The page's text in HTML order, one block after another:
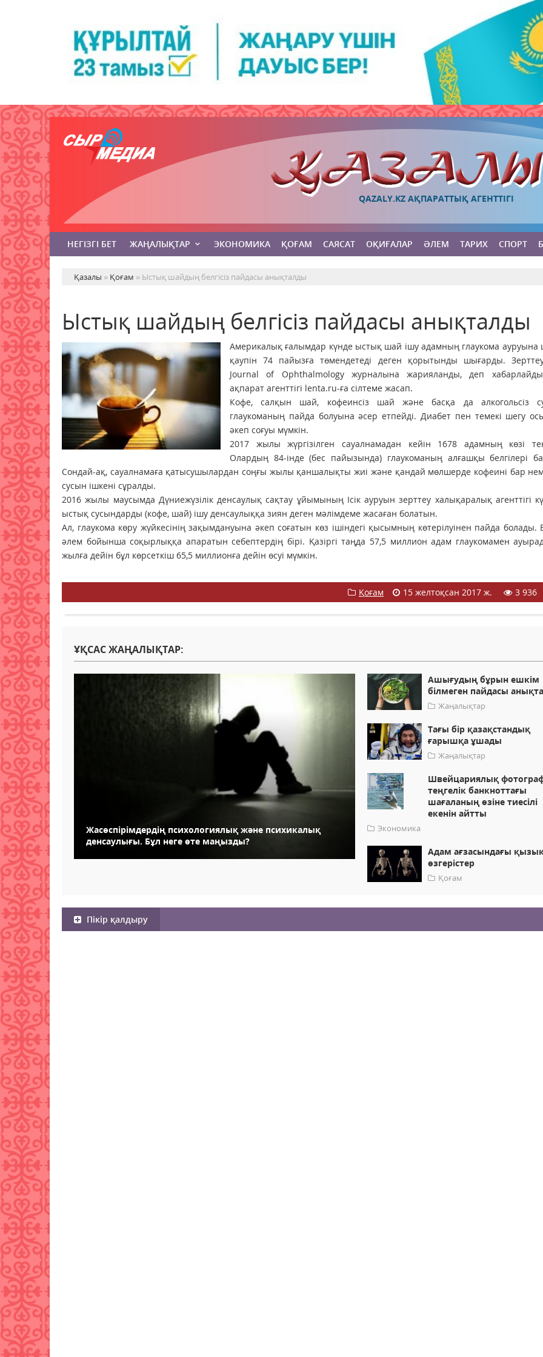
QAZALY.KZ АҚПАРАТТЫҚ АГЕНТТІГІ
НЕГІЗГІ БЕТ ЖАҢАЛЫҚТАР ЭКОНОМИКА ҚОҒАМ САЯСАТ ОҚИҒАЛАР ӘЛЕМ ТАРИХ СПОРТ
Қазалы » Қоғам » Ыстық шайдың белгісіз пайдасы анықталды
Ыстық шайдың белгісіз пайдасы анықталды
Америкалық ғалымдар күнде ыстық шай ішу адамның глаукома ауруына
қаупін 74 пайызға төмендетеді деген қорытынды шығарды.
Journal of Ophthalmology журналына жарияланды, деп
ақпарат агенттігі lenta.ru-ға сілтеме жасап.
Кофе, салқын шай, кофеинсіз шай және басқа да алкогольсіз
глаукоманың пайда болуына әсер етпейді. Диабет пен темекі шегу
әкеп соғуы мүмкін.
2017 жылы жүргізілген сауалнамадан кейін 1678 адамның көзі
Олардың 84-інде (бес пайызында) глаукоманың алғашқы белгілері
Сондай-ақ, сауалнамаға қатысушылардан соңғы жылы қаншалықты жиі және қандай мөлшерде кофеині бар
сусын ішкені сұралды.
2016 жылы маусымда Дүниежүзілік денсаулық сақтау ұйымының Ісік ауруын зерттеу халықаралық агенттігі
ыстық сусындарды (кофе, шай) ішу денсаулыққа зиян деген мәлімдеме жасаған болатын.
Ал, глаукома көру жүйкесінің зақымдануына әкеп соғатын көз ішіндегі қысымның көтерілуінен пайда болады.
әлем бойынша соқырлыққа апаратын себептердің бірі. Қазіргі таңда 57,5 миллион адам глаукомамен
жылға дейін бұл көрсеткіш 65,5 миллионға дейін өсуі мүмкін.
Қоғам
15 желтоқсан 2017 ж. 3 936
ҰҚСАС ЖАҢАЛЫҚТАР:
Жасөспірімдердің психологиялық және психикалық
денсаулығы. Бұл неге өте маңызды?
Ашығудың бұрын ешкім
білмеген пайдасы
Жаңалықтар
Тағы бір қазақстандық
ғарышқа ұшады
Жаңалықтар
Швейцариялық
теңгелік банкноттағы
шағаланың өзіне тиесілі
екенін айтты
Экономика
Адам ағзасындағы
өзгерістер
Қоғам
Пікір қалдыру